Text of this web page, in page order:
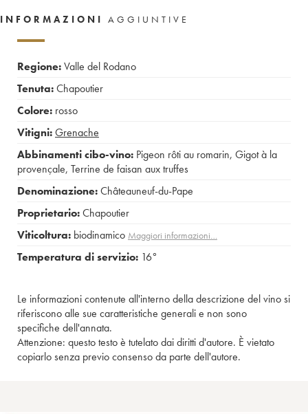
INFORMAZIONI AGGIUNTIVE
Regione:Valle del Rodano
Tenuta:Chapoutier
Colore: rosso
Vitigni:Grenache
Abbinamenti cibo-vino: Pigeon rôti au romarin, Gigot à la
provençale, Terrine de faisan aux truffes
Denominazione:Châteauneuf-du-Pape
Proprietario:Chapoutier
Viticoltura: biodinamico Maggiori informazioni…
Temperatura di servizio: 16°
Le informazioni contenute all'interno della descrizione del vino si
riferiscono alle sue caratteristiche generali e non sono
specifiche dell'annata.
Attenzione: questo testo è tutelato dai diritti d'autore. È vietato
copiarlo senza previo consenso da parte dell'autore.